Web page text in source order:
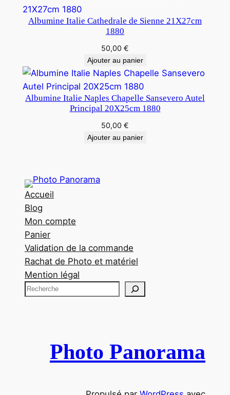
Albumine Italie Cathedrale de Sienne 21X27cm
1880
50,00 €
Ajouter au panier
Albumine Italie Naples Chapelle Sansevero Autel
Principal 20X25cm 1880
50,00 €
Ajouter au panier
Accueil
Blog
Mon compte
Panier
Validation de la commande
Rachat de Photo et matériel
Mention légal
R
Photo Panorama